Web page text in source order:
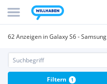
62 Anzeigen in Galaxy S6 - Samsung
Filtern 1